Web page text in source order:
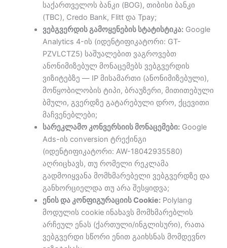
საქართველოს ბანკი (BOG), თიბისი ბანკი
(TBC), Credo Bank, Flitt და Tpay;
ვებგვერდის გამოყენების სტატისტიკა:Google
Analytics 4-ის (იდენტიფიკატორი: GT-
PZVLCTZ5) საშუალებით ვაგროვებთ
ანონიმიზებულ მონაცემებს ვებგვერდის
ვიზიტებზე — IP მისამართი (ანონიმიზებული),
მოწყობილობის ტიპი, ბრაუზერი, მითითებული
ბმული, გვერდზე გატარებული დრო, ქცევითი
მაჩვენებლები;
სარეკლამო კონვერსიის მონაცემები:Google
Ads-ის conversion ტრექინგი
(იდენტიფიკატორი: AW-18042935580)
აღრიცხავს, თუ რომელი რეკლამა
გადმოიყვანა მომხმარებელი ვებგვერდზე და
განხორციელდა თუ არა შესყიდვა;
ენის და კონფიგურაციის Cookie:Polylang
მოდულის cookie ინახავს მომხმარებლის
არჩეულ ენას (ქართული/ინგლისური), რათა
ვებგვერდი სწორი ენით გაიხსნას მომდევნო